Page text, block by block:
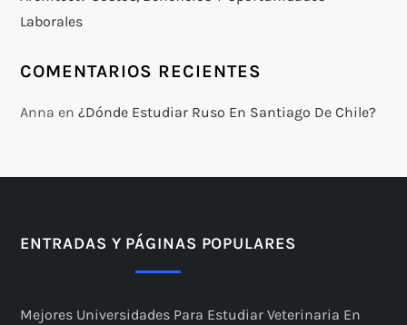
Laborales
COMENTARIOS RECIENTES
Anna en¿Dónde Estudiar Ruso En Santiago De Chile?
ENTRADAS Y PÁGINAS POPULARES
Mejores Universidades Para Estudiar Veterinaria En